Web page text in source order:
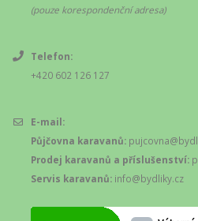
(pouze korespondenční adresa)
Telefon:
+420 602 126 127
E-mail:
Půjčovna karavanů:
Prodej karavanů a příslušenství:
Servis karavanů: info@bydliky.cz